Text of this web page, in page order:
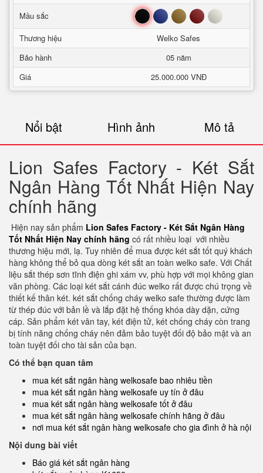
Mầu sắc
Đen Xanh Nâu Đỏ Trắng
Thương hiệu
Welko Safes
Bảo hành
05 năm
Giá
25.000.000 VNĐ
Nổi bật Hình ảnh Mô tả
Lion Safes Factory - Két Sắt
Ngân Hàng Tốt Nhất Hiện Nay
chính hãng
Hiện nay sản phẩm Lion Safes Factory - Két Sắt Ngân Hàng
Tốt Nhất Hiện Nay chính hãng có rất nhiều loại với nhiều
thương hiệu mới, lạ. Tuy nhiên để mua được két sắt tốt quý khách
hàng không thể bỏ qua dòng két sắt an toàn welko safe. Với Chất
liệu sắt thép sơn tĩnh điện ghi xám vv, phù hợp với mọi không gian
văn phòng. Các loại két sắt cánh đúc welko rất được chú trọng về
thiết kế thân két. két sắt chống cháy welko safe thường được làm
từ thép đúc với bản lề và lắp đặt hệ thống khóa dày dặn, cứng
cáp. Sản phẩm két vân tay, két điện tử, két chống cháy còn trang
bị tính năng chống cháy nên đảm bảo tuyệt đối độ bảo mật và an
toàn tuyệt đối cho tài sản của bạn.
Có thể bạn quan tâm
mua két sắt ngân hàng welkosafe bao nhiêu tiền
mua két sắt ngân hàng welkosafe uy tín ở đâu
mua két sắt ngân hàng welkosafe tốt ở đâu
mua két sắt ngân hàng welkosafe chính hãng ở đâu
nơi mua két sắt ngân hàng welkosafe cho gia đình ở hà nội
Nội dung bài viết
Báo giá két sắt ngân hàng